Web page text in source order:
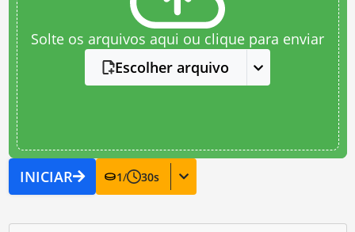
Solte os arquivos aqui ou clique para enviar
Escolher arquivo
INICIAR 1/ 30s